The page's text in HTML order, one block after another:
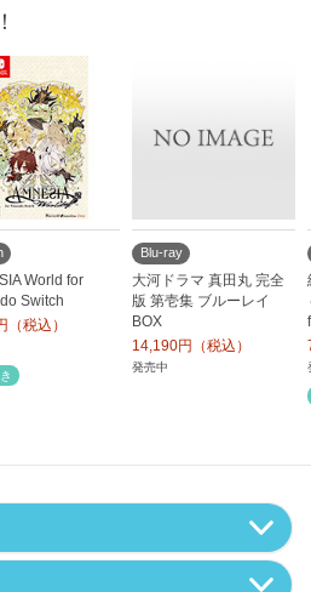
World for
Switch
（税込）
Blu-ray
大河ドラマ 真田丸 完全
版 第壱集 ブルーレイ
BOX
14,190円（税込）
発売中